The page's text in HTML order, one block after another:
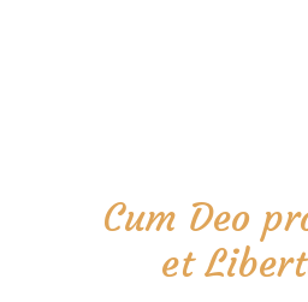
Cum Deo
et